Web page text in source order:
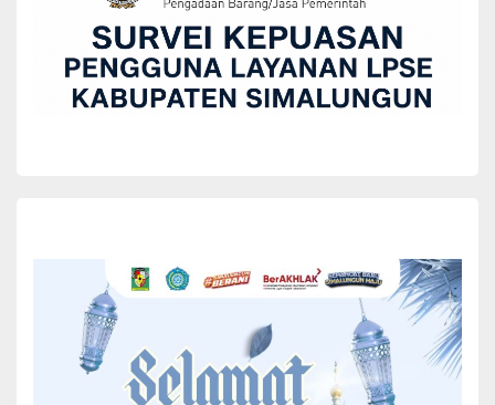
Yuni Rafidhah December 3, 2024
Wakil Bupati Simalungun H Zonny Waldi didampingi sejumlah
Pemilihan Umum (KPU) Simalungun juga dirangkai dengan
penetapan Hasil Pemilihan Bupati dan Wakil Bupati Tahun 2024,
berlangsung di Aula Kantor KPU Simalungun, Jln Jon horalim,
Raya,Simalungun, sumut. Selasa (03/12/2024).
Wakil Bupati Simalungun Hadiri Rapat Pleno Terbuka KPU
Tentang Hasil Perhitungan Suara Pilkada